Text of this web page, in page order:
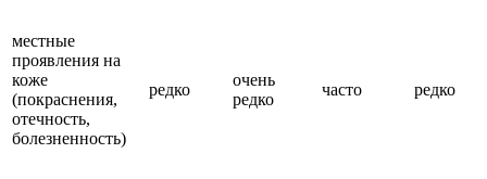
местные
проявления на
коже
(покраснения,
отечность,
болезненность)
редко
очень
редко
часто редко